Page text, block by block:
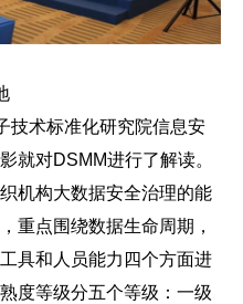
术标准化研究院信息安
就对DSMM进行了解读。
机构大数据安全治理的能
重点围绕数据生命周期，
具和人员能力四个方面进
度等级分五个等级：一级